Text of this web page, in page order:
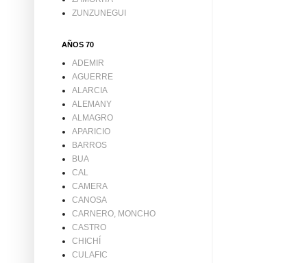
ZUNZUNEGUI
AÑOS 70
ADEMIR
AGUERRE
ALARCIA
ALEMANY
ALMAGRO
APARICIO
BARROS
BUA
CAL
CAMERA
CANOSA
CARNERO, MONCHO
CASTRO
CHICHÍ
CULAFIC